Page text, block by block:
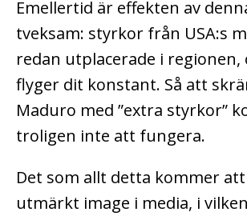
Emellertid är effekten av
tveksam: styrkor från USA:s
redan utplacerade i regionen,
flyger dit konstant. Så att
Maduro med ”extra styrkor”
troligen inte att fungera.
Det som allt detta kommer
utmärkt image i media, i